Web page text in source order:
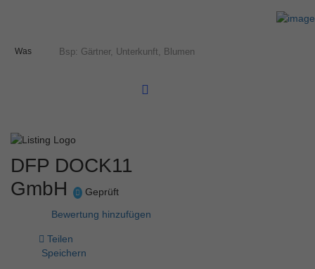
Was
DFP DOCK11
GmbH
Geprüft
Bewertung hinzufügen
Teilen
Speichern